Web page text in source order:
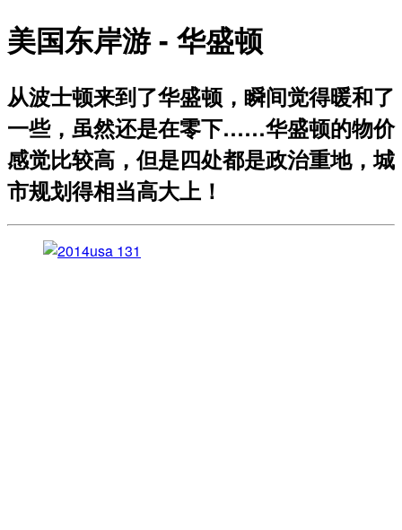
美国东岸游 - 华盛顿
从波士顿来到了华盛顿，瞬间觉得暖和了
一些，虽然还是在零下……华盛顿的物价
感觉比较高，但是四处都是政治重地，城
市规划得相当高大上！